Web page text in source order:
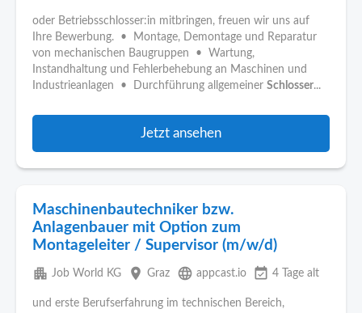
oder Betriebsschlosser:in mitbringen, freuen wir uns auf
Ihre Bewerbung. • Montage, Demontage und Reparatur
von mechanischen Baugruppen • Wartung,
Instandhaltung und Fehlerbehebung an Maschinen und
Industrieanlagen • Durchführung allgemeiner Schlosser...
Jetzt ansehen
Maschinenbautechniker bzw.
Anlagenbauer mit Option zum
Montageleiter / Supervisor (m/w/d)
apartment Job World KG place Graz language appcast.io event_available 4 Tage alt
und erste Berufserfahrung im technischen Bereich,